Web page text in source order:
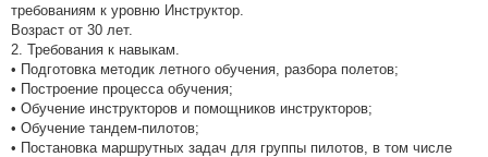
требованиям к уровню Инструктор.
Возраст от 30 лет.
2. Требования к навыкам.
• Подготовка методик летного обучения, разбора полетов;
• Построение процесса обучения;
• Обучение инструкторов и помощников инструкторов;
• Обучение тандем-пилотов;
• Постановка маршрутных задач для группы пилотов, в том числе